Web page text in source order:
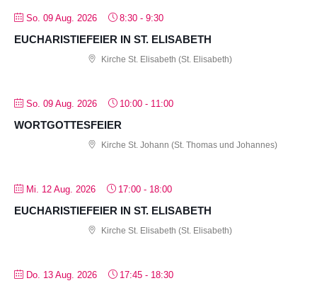
So. 09 Aug. 2026 8:30 - 9:30
EUCHARISTIEFEIER IN ST. ELISABETH
Kirche St. Elisabeth (St. Elisabeth)
So. 09 Aug. 2026 10:00 - 11:00
WORTGOTTESFEIER
Kirche St. Johann (St. Thomas und Johannes)
Mi. 12 Aug. 2026 17:00 - 18:00
EUCHARISTIEFEIER IN ST. ELISABETH
Kirche St. Elisabeth (St. Elisabeth)
Do. 13 Aug. 2026 17:45 - 18:30